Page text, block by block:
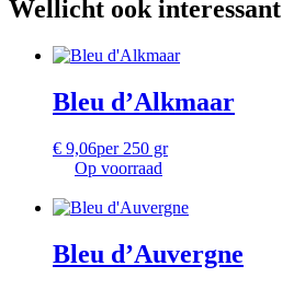
Wellicht ook interessant
Bleu d’Alkmaar
€ 9,06per 250 gr
Op voorraad
Bleu d’Auvergne